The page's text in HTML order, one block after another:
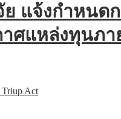
ย แจ้งกำหนด
ศแหล่งทุนภ